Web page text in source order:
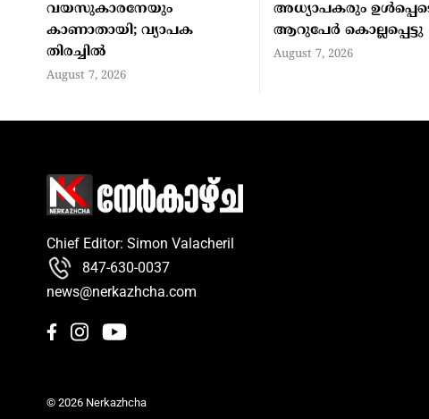
വയസുകാരനേയും
കാണാതായി; വ്യാപക
തിരച്ചില്‍
August 7, 2026
അധ്യാപകരും
ആറുപേര്‍ കൊല്ലപ്പെട്ടു
August 7, 2026
Chief Editor: Simon Valacheril
847-630-0037
news@nerkazhcha.com
© 2026 Nerkazhcha